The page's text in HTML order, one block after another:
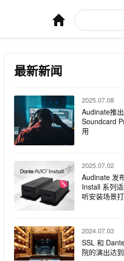
最新新闻
2025.07.08
Audinate推
Soundcard
用
2025.07.02
Audinate 发
Install 系列
听安装场景
2024.07.03
SSL 和
院的演出达